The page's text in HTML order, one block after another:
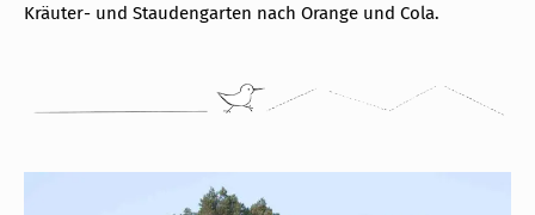
Kräuter- und Staudengarten nach Orange und Cola.